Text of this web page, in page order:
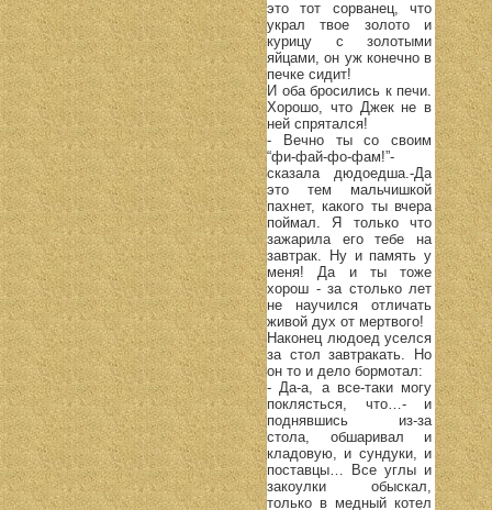
это тот сорванец, что
украл твое золото и
курицу с золотыми
яйцами, он уж конечно в
печке сидит!
И оба бросились к печи.
Хорошо, что Джек не в
ней спрятался!
- Вечно ты со своим
“фи-фай-фо-фам!”-
сказала дюдоедша.-Да
это тем мальчишкой
пахнет, какого ты вчера
поймал. Я только что
зажарила его тебе на
завтрак. Ну и память у
меня! Да и ты тоже
хорош - за столько лет
не научился отличать
живой дух от мертвого!
Наконец людоед уселся
за стол завтракать. Но
он то и дело бормотал:
- Да-а, а все-таки могу
поклясться, что…- и
поднявшись из-за
стола, обшаривал и
кладовую, и сундуки, и
поставцы… Все углы и
закоулки обыскал,
только в медный котел